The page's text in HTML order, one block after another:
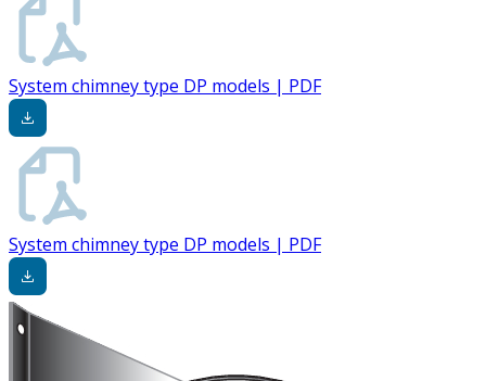
System chimney type DP models | PDF
System chimney type DP models | PDF